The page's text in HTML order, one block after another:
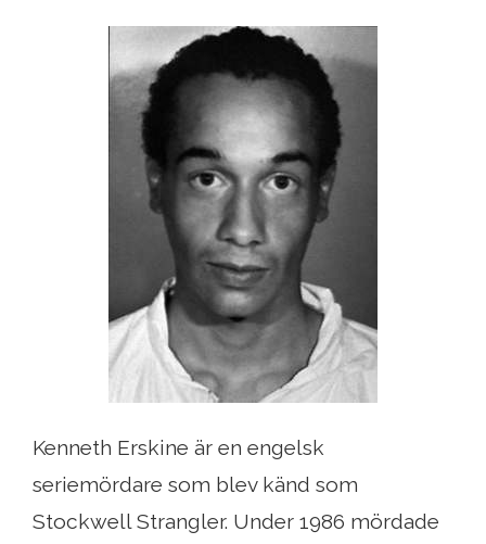
Kenneth Erskine är en engelsk
seriemördare som blev känd som
Stockwell Strangler. Under 1986 mördade